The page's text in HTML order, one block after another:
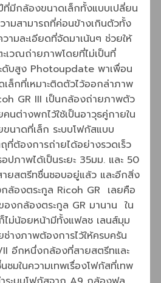
ที่มีกล้องขนาดเล็กทั้งแบบเปลี่ยน
ามสามารถที่ค่อนข้างเกินตัวทั้ง
ามละเอียดที่จัดมาเน้นๆ ช่วยให้
เวณถ่ายภาพโดยที่ไม่เป็นที่
ดับสูง Photoupdate พาเพื่อน
ล็กที่เหมาะติดตัวไว้ออกล่าภาพ
GR III เป็นกล้องถ่ายภาพตัว
นต่างพกไว้ใช้เป็นอาวุธคู่กายใน
นาดที่เล็ก ระบบโฟกัสแบบ
ต้องการถ่ายได้อย่างรวดเร็ว
ปภาพได้เป็นระยะ 35มม. และ 50
ายสตรีทชื่นชอบอยู่แล้ว และอีกสิ่ง
กล้องตระกูล Ricoh GR เลยคือ
องกล้องตระกูล GR มานาน ใน
ไม่น้อยหน้ามีทั้งแฟลช เลนส์มุม
างภาพต้องการไว้ให้ครบครัน
อีกหนึ่งกล้องที่สายสตรีทและ
มในความเทพเรื่องโฟกัสที่เทพ